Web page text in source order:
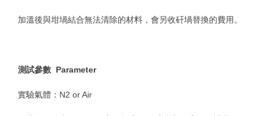
加溫後與坩堝結合無法清除的材料，會另收矸堝替換的費用。
測試參數 Parameter
實驗氣體：N2 or Air